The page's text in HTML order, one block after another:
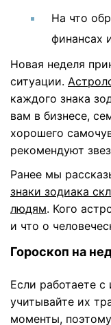
На что
финансах
Новая неделя
ситуации.
каждого знака
вам в бизнесе,
хорошего
рекомендуют
Ранее мы
знаки зодиака
людям. Кого
и что о
Гороскоп на
Если работаете
учитывайте их
моменты,